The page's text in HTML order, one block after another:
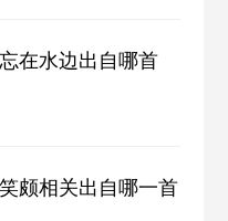
在水边出自哪首
颇相关出自哪一首